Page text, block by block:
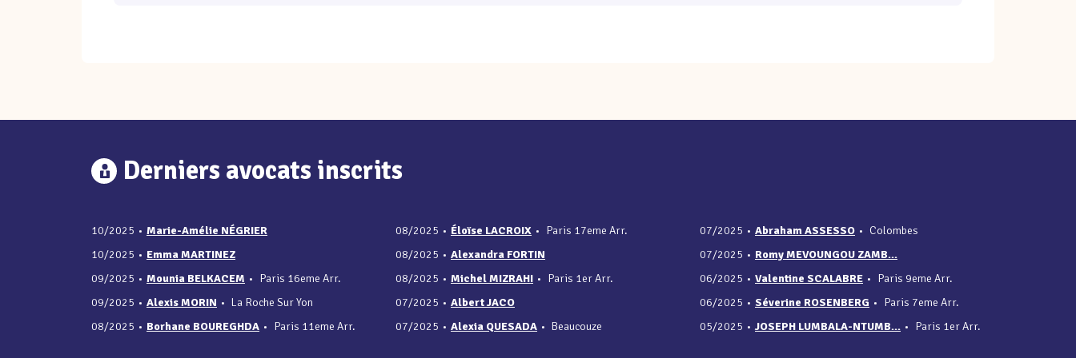
Derniers avocats inscrits
10/2025 • Marie-Amélie NÉGRIER
10/2025 • Emma MARTINEZ
09/2025 • Mounia BELKACEM • Paris 16eme Arr.
09/2025 • Alexis MORIN • La Roche Sur Yon
08/2025 • Borhane BOUREGHDA • Paris 11eme Arr.
08/2025 • Éloïse LACROIX • Paris 17eme Arr.
08/2025 • Alexandra FORTIN
08/2025 • Michel MIZRAHI • Paris 1er Arr.
07/2025 • Albert JACO
07/2025 • Alexia QUESADA • Beaucouze
07/2025 • Abraham ASSESSO • Colombes
07/2025 • Romy MEVOUNGOU ZAMB...
06/2025 • Valentine SCALABRE • Paris 9eme Arr.
06/2025 • Séverine ROSENBERG • Paris 7eme Arr.
05/2025 • JOSEPH LUMBALA-NTUMB... • Paris 1er Arr.